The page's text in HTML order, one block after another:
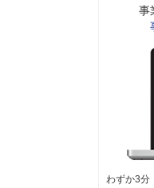
事
わずか3分